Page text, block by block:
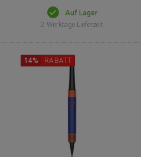
Auf Lager
2 Werktage Lieferzeit
14% RABATT